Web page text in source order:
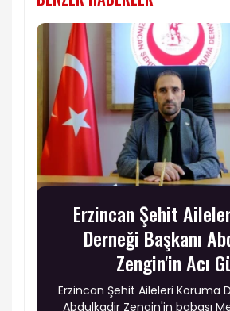
Erzincan Şehit
Derneği Başkanı
Zengin'in Acı
Erzincan Şehit Aileleri Koruma
Abdulkadir Zengin'in babası